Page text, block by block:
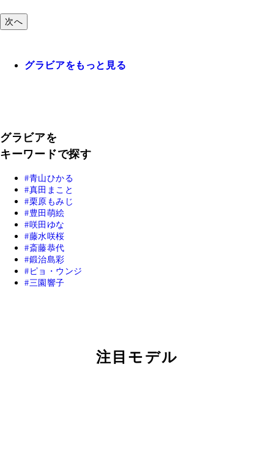
次へ
グラビアをもっと見る
グラビアを
キーワードで探す
青山ひかる
真田まこと
栗原もみじ
豊田萌絵
咲田ゆな
藤水咲桜
斎藤恭代
鍛治島彩
ピョ・ウンジ
三園響子
注目モデル